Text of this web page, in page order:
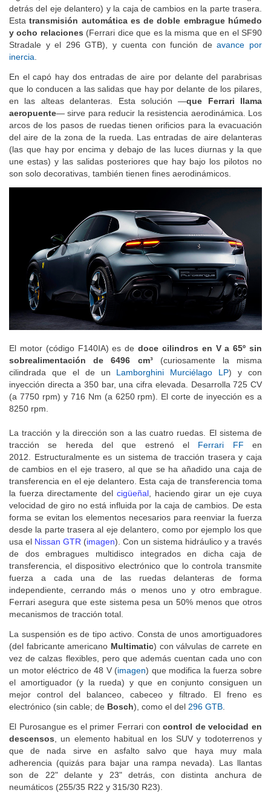
detrás del eje delantero) y la caja de cambios en la parte trasera.
Estatransmisión automática es de doble embrague húmedo
y ocho relaciones (Ferrari dice que es la misma que en el SF90
Stradale y el 296 GTB), y cuenta con función deavance por
inercia
En el capó hay dos entradas de aire por delante del parabrisas
que lo conducen a las salidas que hay por delante de los pilares,
en las alteas delanteras. Esta solución —que Ferrari llama
aeropuente— sirve para reducir la resistencia aerodinámica. Los
arcos de los pasos de ruedas tienen orificios para la evacuación
del aire de la zona de la rueda. Las entradas de aire delanteras
(las que hay por encima y debajo de las luces diurnas y la que
une estas) y las salidas posteriores que hay bajo los pilotos no
son solo decorativas, también tienen fines aerodinámicos.
El motor (código F140IA) es de doce cilindros en V a 65º sin
sobrealimentación de 6496 cm³(curiosamente la misma
cilindrada que el de un Lamborghini Murciélago LP) y con
inyección directa a 350 bar, una cifra elevada. Desarrolla 725 CV
(a 7750 rpm) y 716 Nm (a 6250 rpm). El corte de inyección es a
8250 rpm.
La tracción y la dirección son a las cuatro ruedas. El sistema de
tracción se hereda del que estrenó el Ferrari FF en
2012. Estructuralmente es un sistema de tracción trasera y caja
de cambios en el eje trasero, al que se ha añadido una caja de
transferencia en el eje delantero. Esta caja de transferencia toma
la fuerza directamente del cigüeñal, haciendo girar un eje cuya
velocidad de giro no está influida por la caja de cambios. De esta
forma se evitan los elementos necesarios para reenviar la fuerza
desde la parte trasera al eje delantero, como por ejemplo los que
usa el Nissan GTR (imagen). Con un sistema hidráulico y a través
de dos embragues multidisco integrados en dicha caja de
transferencia, el dispositivo electrónico que lo controla transmite
fuerza a cada una de las ruedas delanteras de forma
independiente, cerrando más o menos uno y otro embrague.
Ferrari asegura que este sistema pesa un 50% menos que otros
mecanismos de tracción total.
La suspensión es de tipo activo. Consta de unos amortiguadores
(del fabricante americano Multimatic) con válvulas de carrete en
vez de calzas flexibles, pero que además cuentan cada uno con
un motor eléctrico de 48 V (imagen) que modifica la fuerza sobre
el amortiguador (y la rueda) y que en conjunto consiguen un
mejor control del balanceo, cabeceo y filtrado. El freno es
electrónico (sin cable; de Bosch), como el del 296 GTB
El Purosangue es el primer Ferrari con control de velocidad en
descensos , un elemento habitual en los SUV y todoterrenos y
que de nada sirve en asfalto salvo que haya muy mala
adherencia (quizás para bajar una rampa nevada). Las llantas
son de 22" delante y 23" detrás, con distinta anchura de
neumáticos (255/35 R22 y 315/30 R23).